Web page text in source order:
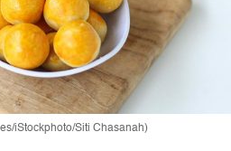
iStockphoto/Siti Chasanah)